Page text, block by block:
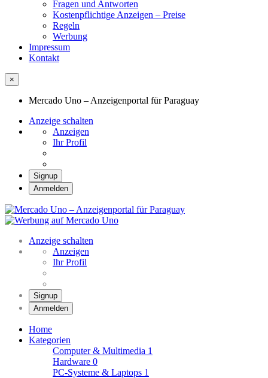
Fragen und Antworten
Kostenpflichtige Anzeigen – Preise
Regeln
Werbung
Impressum
Kontakt
×
Mercado Uno – Anzeigenportal für Paraguay
Anzeige schalten
Anzeigen
Ihr Profil
Signup
Anmelden
Anzeige schalten
Anzeigen
Ihr Profil
Signup
Anmelden
Home
Kategorien
Computer & Multimedia 1
Hardware 0
PC-Systeme & Laptops 1